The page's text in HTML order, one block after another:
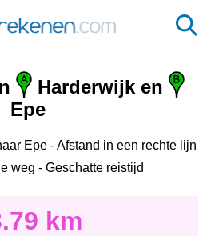
Harderwijk en
Epe
Epe - Afstand in een rechte lijn
weg - Geschatte reistijd
km